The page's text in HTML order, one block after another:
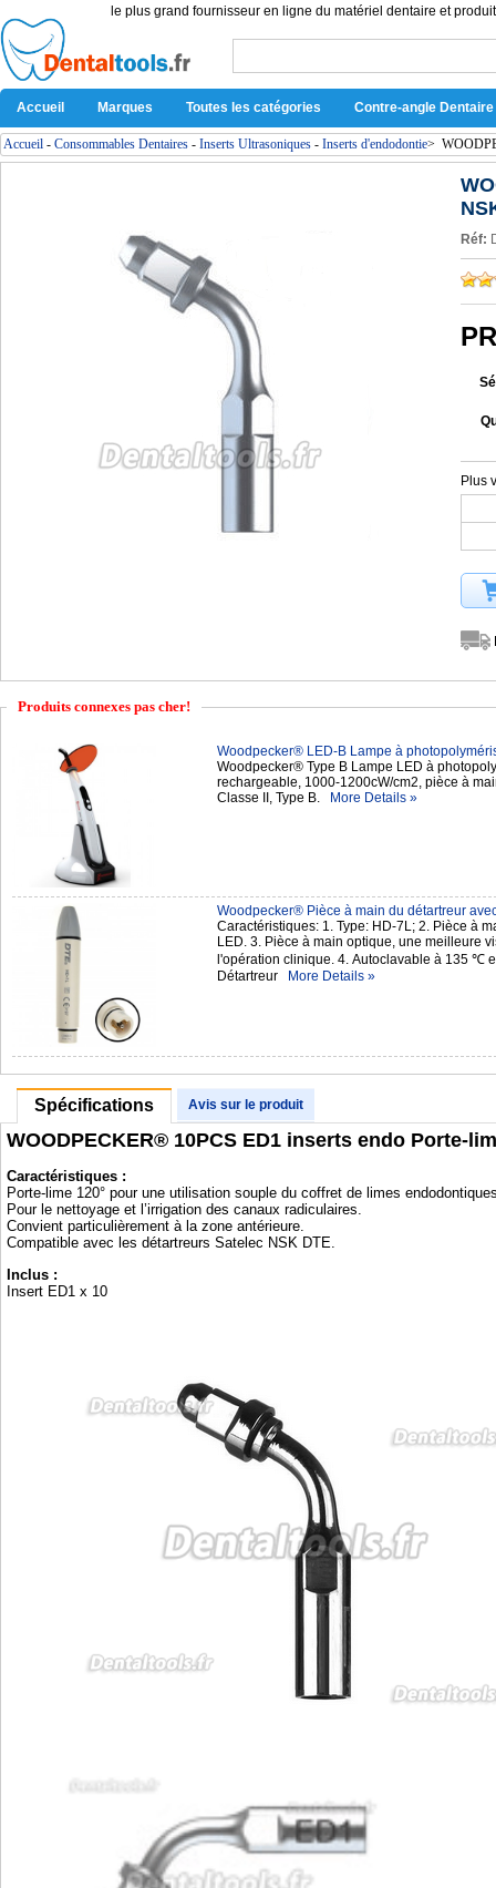
le plus grand fournisseur en ligne du matériel dentaire et
Accueil Marques Toutes les catégories Contre-angle Dentaire
Accueil - Consommables Dentaires - Inserts Ultrasoniques - Inserts d'endodontie>
Réf:
Plus
Produits connexes pas cher!
Woodpecker® LED-B Lampe à
Woodpecker® Type B Lampe LED à
rechargeable, 1000-1200cW/cm2, pièce à
Classe II, Type B.
More Details »
Woodpecker® Pièce à main du détartreur
Caractéristiques: 1. Type: HD-7L; 2. Pièce à
LED. 3. Pièce à main optique, une meilleure
l'opération clinique. 4. Autoclavable à 135 ℃
Détartreur
More Details »
Spécifications Avis sur le produit
WOODPECKER® 10PCS ED1 inserts endo Porte-
Caractéristiques :
Porte-lime 120° pour une utilisation souple du coffret de limes
Pour le nettoyage et l’irrigation des canaux radiculaires.
Convient particulièrement à la zone antérieure.
Compatible avec les détartreurs Satelec NSK DTE.
Inclus :
Insert ED1 x 10